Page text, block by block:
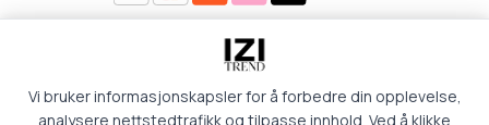
Mandag 09:00-16:30Torsdag 09:00-18:00
Fredag 09:00-16:30
Vi bruker informasjonskapsler for å forbedre din opplevelse,
analysere nettstedtrafikk og tilpasse innhold. Ved å klikke